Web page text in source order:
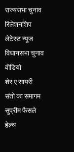
राज्यसभा चुनाव
रिलेशनशिप
लेटेस्ट न्यूज
विधानसभा चुनाव
वीडियो
शेर ए सायरी
संतो का समागम
सुप्रीम फैसले
हेल्थ